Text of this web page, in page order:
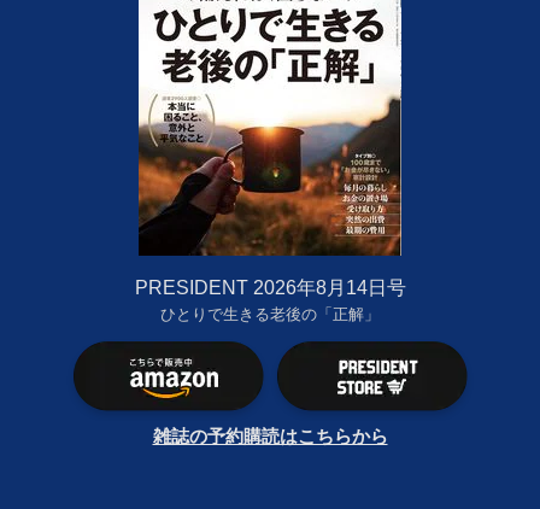
PRESIDENT 2026年8月14日号
ひとりで生きる老後の「正解」
雑誌の予約購読はこちらから